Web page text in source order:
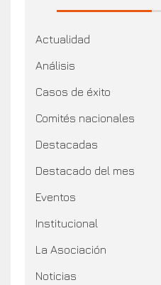
Actualidad
Análisis
Casos de éxito
Comités nacionales
Destacadas
Destacado del mes
Eventos
Institucional
La Asociación
Noticias